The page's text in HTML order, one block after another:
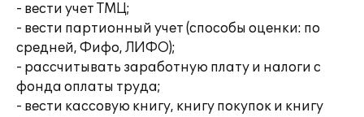
- вести учет ТМЦ;
- вести партионный учет (способы оценки: по
средней, Фифо, ЛИФО);
- рассчитывать заработную плату и налоги с
фонда оплаты труда;
- вести кассовую книгу, книгу покупок и книгу